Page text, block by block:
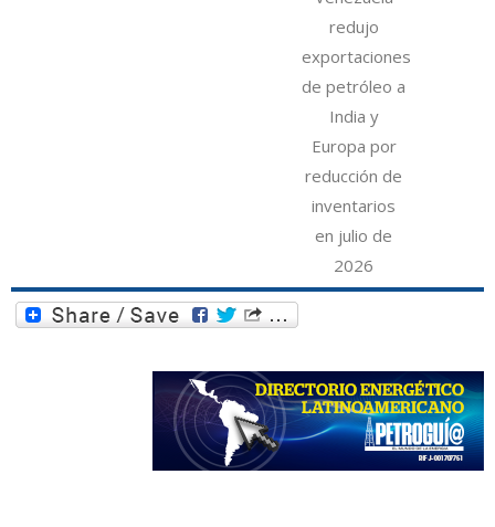
redujo
exportaciones
de petróleo a
India y
Europa por
reducción de
inventarios
en julio de
2026